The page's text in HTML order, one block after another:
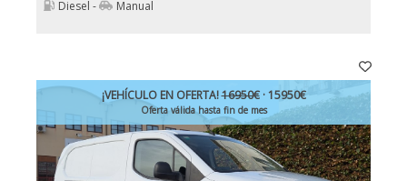
Diesel -
Manual
¡VEHÍCULO EN OFERTA!16950€· 15950€
Oferta válida hasta fin de mes